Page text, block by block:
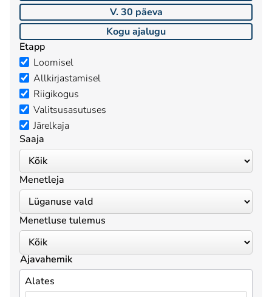
V. 30 päeva
Kogu ajalugu
Etapp
Loomisel
Allkirjastamisel
Riigikogus
Valitsusasutuses
Järelkaja
Saaja
Menetleja
Menetluse tulemus
Ajavahemik
Alates